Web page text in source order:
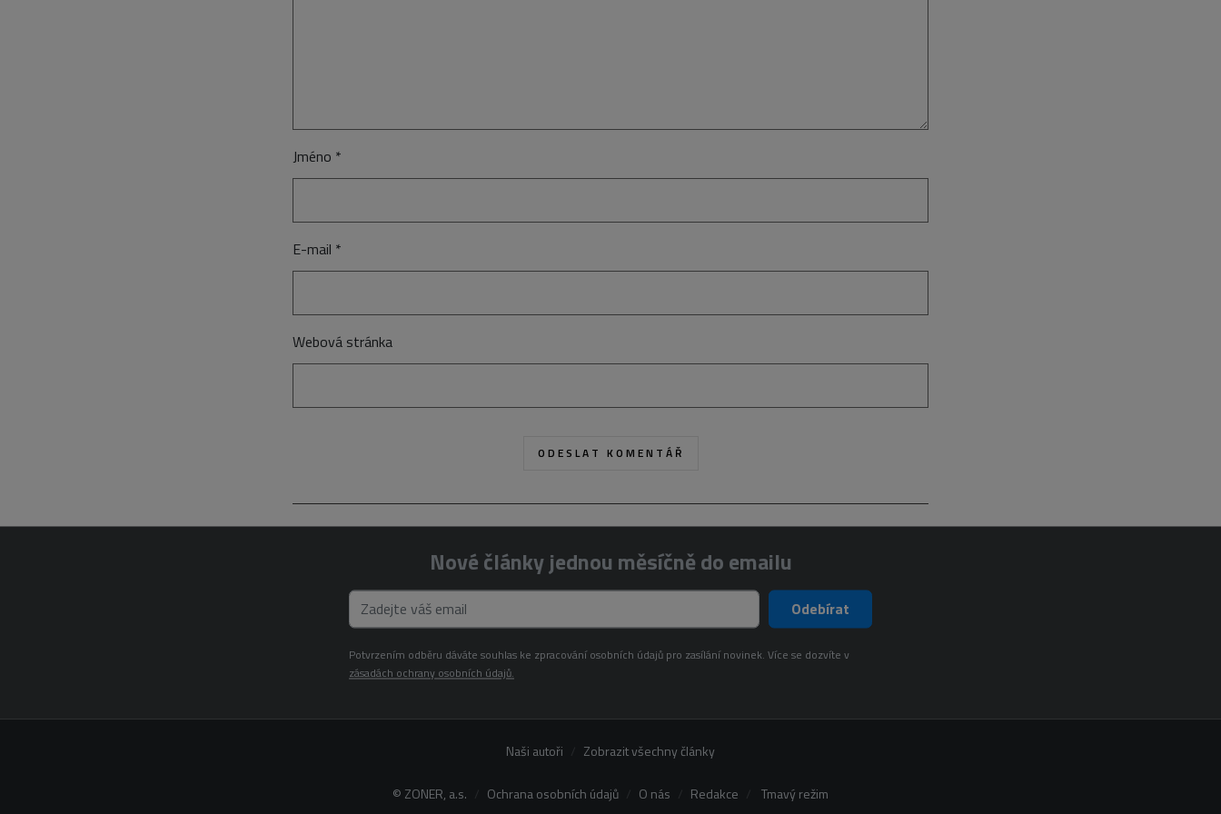
Jméno *
E-mail *
Webová stránka
Nové články jednou měsíčně do emailu
Odebírat
Potvrzením odběru dáváte souhlas ke zpracování osobních údajů pro zasílání novinek. Více se dozvíte v
zásadách ochrany osobních údajů.
Naši autoři Zobrazit všechny články
© ZONER, a.s. Ochrana osobních údajů O nás Redakce Tmavý režim